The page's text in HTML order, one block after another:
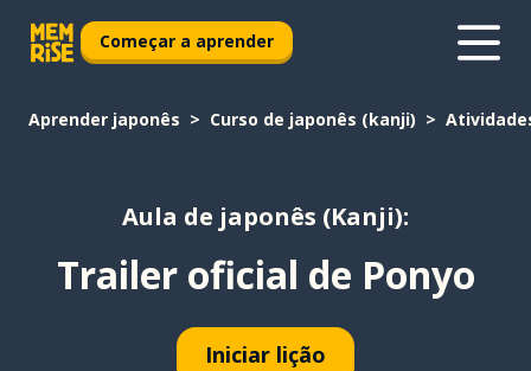
Começar a aprender
Aprender japonês Curso de japonês (kanji)
Aula de japonês (Kanji):
Trailer oficial de Ponyo
Iniciar lição